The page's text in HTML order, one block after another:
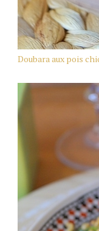
Doubara aux pois